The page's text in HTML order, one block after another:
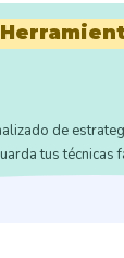
de
tus técnicas